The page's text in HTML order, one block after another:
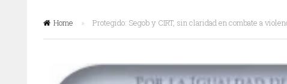
Home » Protegido: Segob y CIRT, sin claridad en combate a